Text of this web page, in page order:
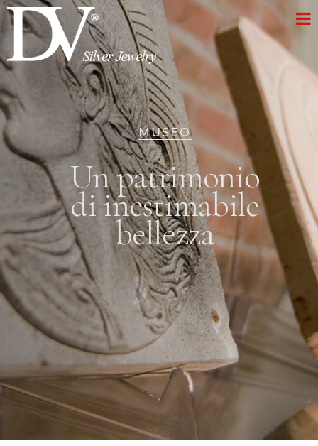
MUSEO
Un patrimonio
di inestimabile
bellezza